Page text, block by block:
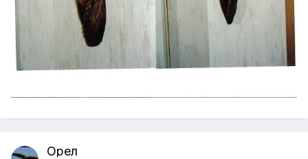
Орел